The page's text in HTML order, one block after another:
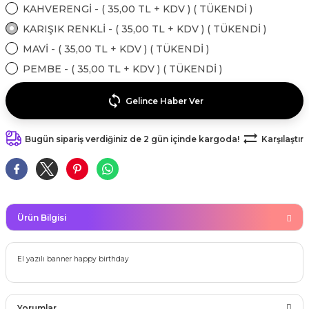
Veda Parti Malzemeleri
Süsleri (Halloween)
Günü
Süsleri
malzemeleri
dişim
Maskeleri
süsleri
modelleri (süslü
Malzemeleri
Taş Baskı Ürünleri
Ürünleri
KAHVERENGİ - ( 35,00 TL + KDV ) ( TÜKENDİ )
KARIŞIK RENKLİ - ( 35,00 TL + KDV ) ( TÜKENDİ )
MAVİ - ( 35,00 TL + KDV ) ( TÜKENDİ )
PEMBE - ( 35,00 TL + KDV ) ( TÜKENDİ )
Gelince Haber Ver
Bugün sipariş verdiğiniz de 2 gün içinde kargoda! Karşılaştır
Ürün Bilgisi
El yazılı banner happy birthday